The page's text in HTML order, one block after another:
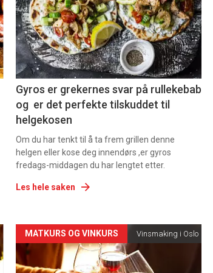
nå
-
2
Gyros er grekernes svar på rullekebab
og er det perfekte tilskuddet til
helgekosen
Om du har tenkt til å ta frem grillen denne
helgen eller kose deg innendørs ,er gyros
fredags-middagen du har lengtet etter.
Les hele saken
Forsiden
akkurat
MATKURS OG VINKURS Vinsmaking i Oslo